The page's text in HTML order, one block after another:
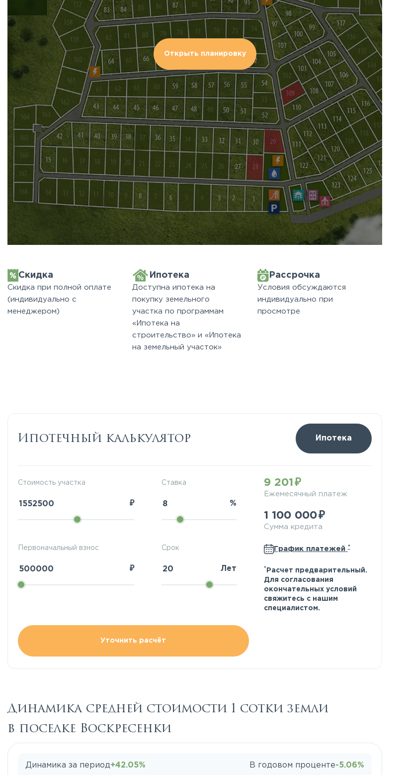
Открыть планировку
Скидка
Скидка при полной оплате
(индивидуально с
менеджером)
Ипотека
Доступна ипотека на
покупку земельного
участка по программам
«Ипотека на
строительство» и «Ипотека
на земельный участок»
Рассрочка
Условия обсуждаются
индивидуально при
просмотре
Ипотечный калькулятор Ипотека
Стоимость участка
₽
Ставка
%
Первоначальный взнос
₽
Срок
Лет
Уточнить расчёт
9 201
Ежемесячный платеж
1 100 000
Сумма кредита
График платежей*
* Расчет предварительный.
Для согласования
окончательных условий
свяжитесь с нашим
специалистом.
Динамика средней стоимости 1 сотки земли
в поселке Воскресенки
Динамика за период+42.05% В годовом проценте-5.06%